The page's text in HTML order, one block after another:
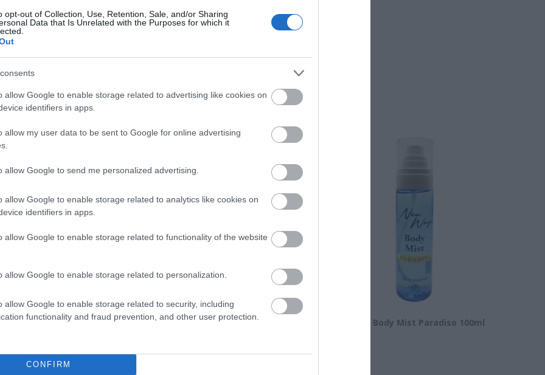
opt-out of Collection, Use, Retention, Sale, and/or Sharing
Data that Is Unrelated with the Purposes for which it
allow Google to enable storage related to advertising like cookies on
identifiers in apps.
allow my user data to be sent to Google for online advertising
allow Google to send me personalized advertising.
allow Google to enable storage related to analytics like cookies on
identifiers in apps.
allow Google to enable storage related to functionality of the website
allow Google to enable storage related to personalization.
allow Google to enable storage related to security, including
functionality and fraud prevention, and other user protection.
CONFIRM
ΤΟ BODYFACE ΣΟΥ ΠΡΟΤΕΙΝΕΙ
Serum 30ml Ειδικός
EOLIA Face Sunscreen Hyaluronic Acid
New Ways Body Mist Paradiso 100ml